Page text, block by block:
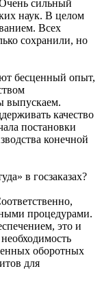
сильный
наук. В целом
Всех
сохранили, но
бесценный опыт,
выпускаем.
качество
постановки
конечной
в госзаказах?
процедурами.
это и
оборотных
для